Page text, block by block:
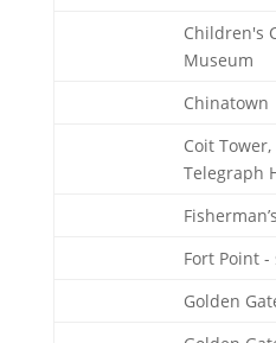
Children's
Museum
Chinatown
Coit Tower,
Telegraph
Fort Point
Golden